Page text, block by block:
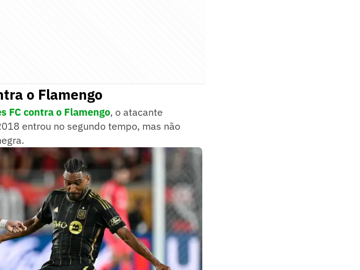
o Flamengo
FC contra o Flamengo, o atacante
entrou no segundo tempo, mas não